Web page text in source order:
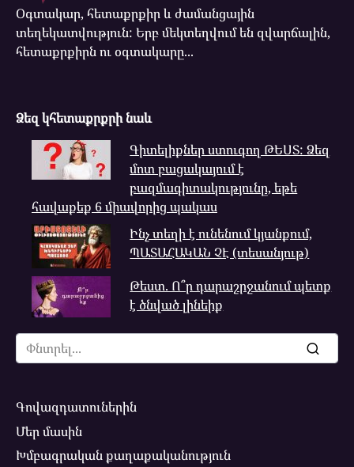
Օգտակար, հետաքրքիր և ժամանցային
տեղեկատվություն: Երբ մեկտեղվում են զվարճալին,
հետաքրքիրն ու օգտակարը...
Ձեզ կհետաքրքրի նաև
Գիտելիքներ ստուգող ԹԵՍՏ: Ձեզ
մոտ բացակայում է
բազմագիտակությունը, եթե
հավաքեք 6 միավորից պակաս
Ինչ տեղի է ունենում կյանքում,
ՊԱՏԱՀԱԿԱՆ ՉԷ (տեսանյութ)
Թեստ. Ո՞ր դարաշրջանում պետք
է ծնված լինեիք
Search
for:
Գովազդատուներին
Մեր մասին
Խմբագրական քաղաքականություն